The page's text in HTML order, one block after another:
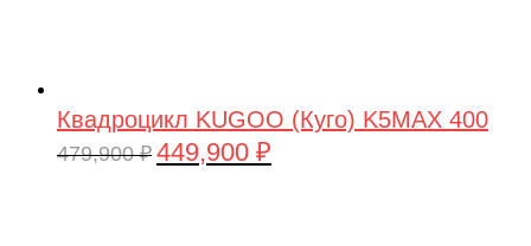
Квадроцикл KUGOO (Куго) K5MAX 400
479,900₽ Первоначальная
449,900 ₽